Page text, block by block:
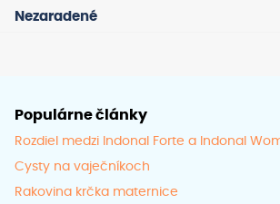
Nezaradené
Populárne články
Rozdiel medzi Indonal Forte a Indonal
Cysty na vaječníkoch
Rakovina krčka maternice